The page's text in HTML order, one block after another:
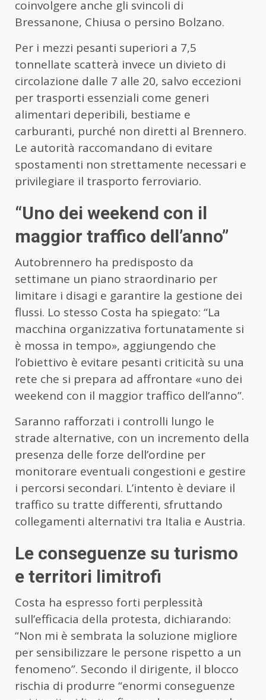
coinvolgere anche gli svincoli di
Bressanone, Chiusa o persino Bolzano.
Per i mezzi pesanti superiori a 7,5
tonnellate scatterà invece un divieto di
circolazione dalle 7 alle 20, salvo eccezioni
per trasporti essenziali come generi
alimentari deperibili, bestiame e
carburanti, purché non diretti al Brennero.
Le autorità raccomandano di evitare
spostamenti non strettamente necessari e
privilegiare il trasporto ferroviario.
“Uno dei weekend con il
maggior traffico dell’anno”
Autobrennero ha predisposto da
settimane un piano straordinario per
limitare i disagi e garantire la gestione dei
flussi. Lo stesso Costa ha spiegato: “La
macchina organizzativa fortunatamente si
è mossa in tempo», aggiungendo che
l’obiettivo è evitare pesanti criticità su una
rete che si prepara ad affrontare «uno dei
weekend con il maggior traffico dell’anno”.
Saranno rafforzati i controlli lungo le
strade alternative, con un incremento della
presenza delle forze dell’ordine per
monitorare eventuali congestioni e gestire
i percorsi secondari. L’intento è deviare il
traffico su tratte differenti, sfruttando
collegamenti alternativi tra Italia e Austria.
Le conseguenze su turismo
e territori limitrofi
Costa ha espresso forti perplessità
sull’efficacia della protesta, dichiarando:
“Non mi è sembrata la soluzione migliore
per sensibilizzare le persone rispetto a un
fenomeno”. Secondo il dirigente, il blocco
rischia di produrre “enormi conseguenze